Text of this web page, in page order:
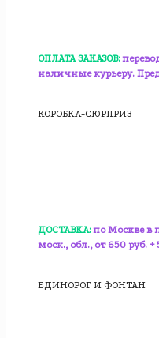
ОПЛАТА ЗАКАЗОВ:
наличные курьеру.
КОРОБКА-СЮРПРИЗ
ДОСТАВКА: по Москве в
моск., обл., от 650 руб. +
ЕДИНОРОГ И ФОНТАН